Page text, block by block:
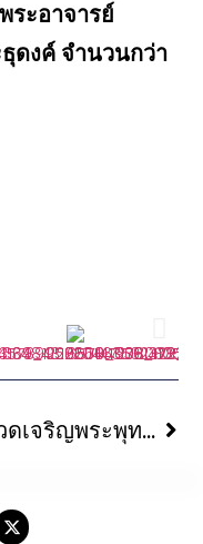
ระอาจารย์
ดงค์ จำนวนกว่า
พิธีสวดเจริญพระพุทธมนต์ถวายพระพรชัยมงคลแด่พระบาทสมเด็จพระเจ้าอยู่หัว ในโครงการสรงน้ำทำความสะอาดพระมหาเจดีย์พุทธคยา